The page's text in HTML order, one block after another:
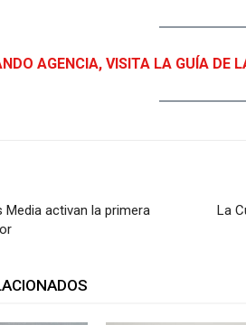
AGENCIA, VISITA LA GUÍA DE
Media activan la primera
La